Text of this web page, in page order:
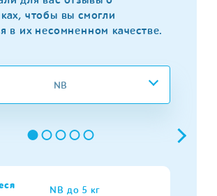
чтобы вы смогли
в их несомненном качестве.
NB
NB до 5 кг
Арчакова NB до 5 кг
NB до 5 кг
NB до 5 кг
Ольга